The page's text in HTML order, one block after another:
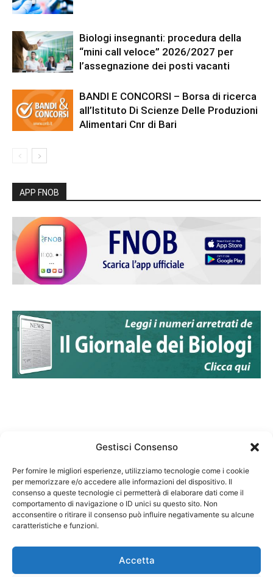
Gestisci Consenso
Per fornire le migliori esperienze, utilizziamo tecnologie come i cookie
per memorizzare e/o accedere alle informazioni del dispositivo. Il
consenso a queste tecnologie ci permetterà di elaborare dati come il
comportamento di navigazione o ID unici su questo sito. Non
acconsentire o ritirare il consenso può influire negativamente su alcune
caratteristiche e funzioni.
Accetta
Biologi insegnanti: procedura della
“mini call veloce” 2026/2027 per
l’assegnazione dei posti vacanti
BANDI E CONCORSI – Borsa di ricerca
all’Istituto Di Scienze Delle Produzioni
Alimentari Cnr di Bari
APP FNOB
Federazione Nazionale Degli Ordini dei Biologi:
codice fiscale 80069130583
Responsabile sito internet www.fnob.it: